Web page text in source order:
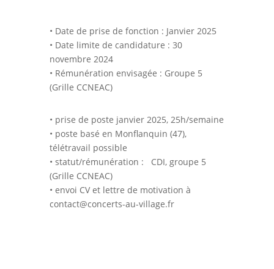
• Date de prise de fonction : Janvier 2025
• Date limite de candidature : 30
novembre 2024
• Rémunération envisagée : Groupe 5
(Grille CCNEAC)
• prise de poste janvier 2025, 25h/semaine
• poste basé en Monflanquin (47),
télétravail possible
• statut/rémunération : CDI, groupe 5
(Grille CCNEAC)
• envoi CV et lettre de motivation à
contact@concerts-au-village.fr